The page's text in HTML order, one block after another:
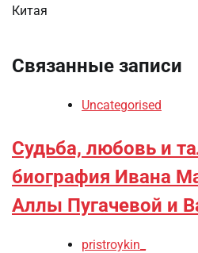
Китая
Связанные записи
Uncategorised
Судьба, любовь и
биография Ивана
Аллы Пугачевой и
pristroykin_